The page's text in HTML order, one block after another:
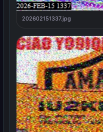
202602151337.jpg